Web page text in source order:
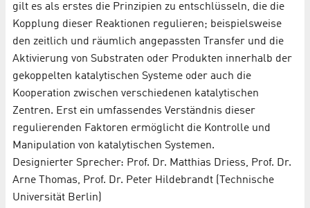
gilt es als erstes die Prinzipien zu entschlüsseln, die die
Kopplung dieser Reaktionen regulieren; beispielsweise
den zeitlich und räumlich angepassten Transfer und die
Aktivierung von Substraten oder Produkten innerhalb der
gekoppelten katalytischen Systeme oder auch die
Kooperation zwischen verschiedenen katalytischen
Zentren. Erst ein umfassendes Verständnis dieser
regulierenden Faktoren ermöglicht die Kontrolle und
Manipulation von katalytischen Systemen.
Designierter Sprecher: Prof. Dr. Matthias Driess, Prof. Dr.
Arne Thomas, Prof. Dr. Peter Hildebrandt (Technische
Universität Berlin)